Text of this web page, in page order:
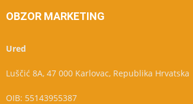
OBZOR MARKETING
Ured
Luščić 8A, 47 000 Karlovac, Republika Hrvatska
OIB: 55143955387